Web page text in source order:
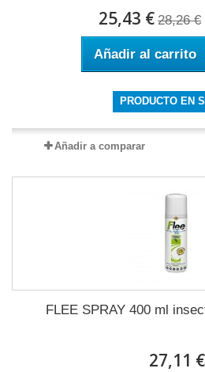
25,43 € 28,26 €
Añadir al carrito
PRODUCTO EN
Añadir a comparar
FLEE SPRAY 400 ml
27,11 €